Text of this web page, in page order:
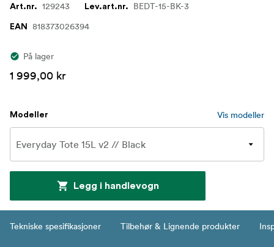
Art.nr. 129243 Lev.art.nr. BEDT-15-BK-3
EAN 818373026394
På lager
1 999,00 kr
Modeller Vis modeller
Legg i handlevogn
Tekniske spesifikasjoner Tilbehør & Lignende produkter